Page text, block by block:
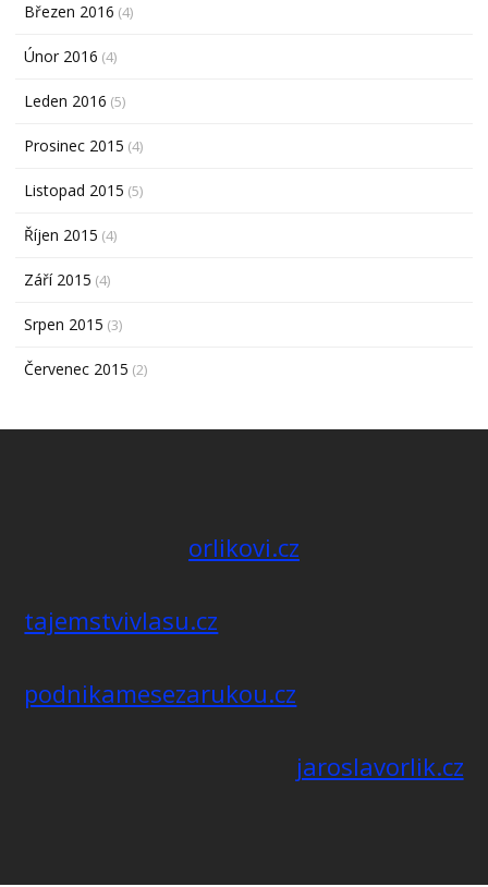
Březen 2016 (4)
Únor 2016 (4)
Leden 2016 (5)
Prosinec 2015 (4)
Listopad 2015 (5)
Říjen 2015 (4)
Září 2015 (4)
Srpen 2015 (3)
Červenec 2015 (2)
orlikovi.cz
tajemstvivlasu.cz
podnikamesezarukou.cz
jaroslavorlik.cz